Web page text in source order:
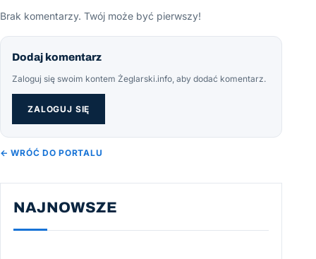
Brak komentarzy. Twój może być pierwszy!
Dodaj komentarz
Zaloguj się swoim kontem Żeglarski.info, aby dodać komentarz.
ZALOGUJ SIĘ
← WRÓĆ DO PORTALU
NAJNOWSZE